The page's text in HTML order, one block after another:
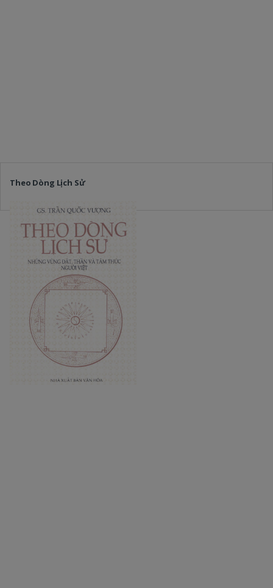
Theo Dòng Lịch Sử